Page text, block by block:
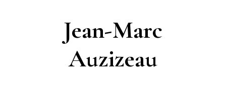
Jean-Marc
Auzizeau